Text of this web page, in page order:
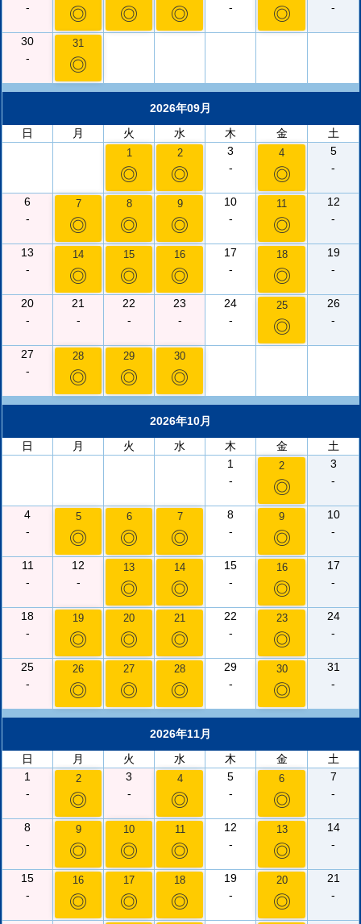
- ◎ ◎ ◎ - ◎ -
30
-
31
◎
2026年09月
日
月 火 水 木 金 土
1
◎
2
◎
3
-
4
◎
5
-
6
-
7
◎
8
◎
9
◎
10
-
11
◎
12
-
13
-
14
◎
15
◎
16
◎
17
-
18
◎
19
-
20
-
21
-
22
-
23
-
24
-
25
◎
26
-
27
-
28
◎
29
◎
30
◎
2026年10月
日
月 火 水 木 金
土
1
-
2
◎
3
-
4
-
5
◎
6
◎
7
◎
8
-
9
◎
10
-
11
-
12
-
13
◎
14
◎
15
-
16
◎
17
-
18
-
19
◎
20
◎
21
◎
22
-
23
◎
24
-
25
-
26
◎
27
◎
28
◎
29
-
30
◎
31
-
2026年11月
日
月 火 水 木 金
土
1
-
2
◎
3
-
4
◎
5
-
6
◎
7
-
8
-
9
◎
10
◎
11
◎
12
-
13
◎
14
-
15
-
16
◎
17
◎
18
◎
19
-
20
◎
21
-